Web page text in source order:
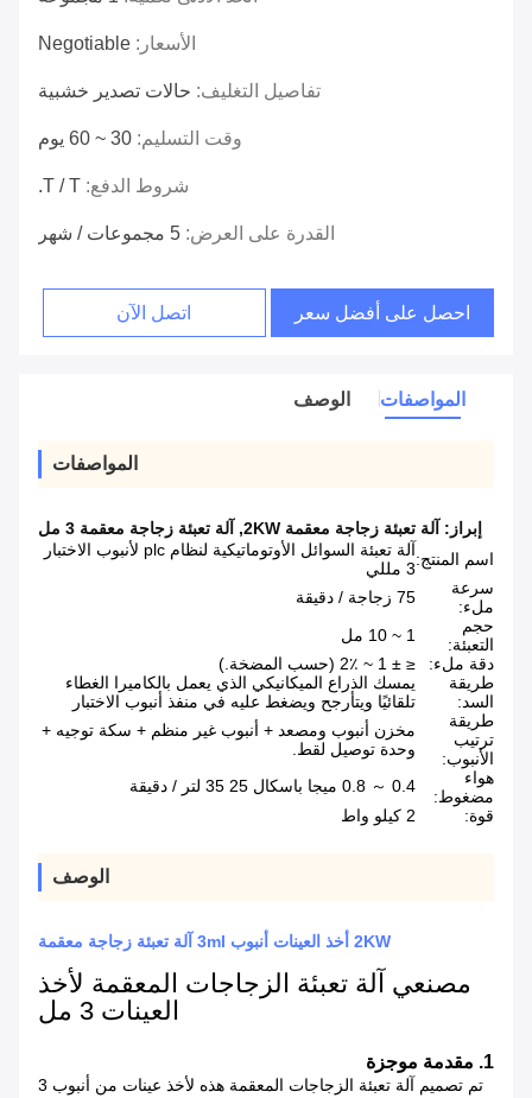
الأسعار: Negotiable
تفاصيل التغليف: حالات تصدير خشبية
وقت التسليم: 30 ~ 60 يوم
شروط الدفع: T / T.
القدرة على العرض: 5 مجموعات / شهر
احصل على أفضل سعر اتصل الآن
المواصفات الوصف
المواصفات
إبراز: آلة تعبئة زجاجة معقمة 2KW , آلة تعبئة زجاجة معقمة 3 مل
اسم المنتج:
آلة تعبئة السوائل الأوتوماتيكية لنظام plc لأنبوب الاختبار
3 مللي
سرعة
ملء:
75 زجاجة / دقيقة
حجم
التعبئة:
1 ~ 10 مل
دقة ملء:
≤ ± 1 ~ 2٪ (حسب المضخة.)
طريقة
السد:
يمسك الذراع الميكانيكي الذي يعمل بالكاميرا الغطاء
تلقائيًا ويتأرجح ويضغط عليه في منفذ أنبوب الاختبار
طريقة
ترتيب
الأنبوب:
مخزن أنبوب ومصعد + أنبوب غير منظم + سكة توجيه +
وحدة توصيل لقط.
هواء
مضغوط:
0.4 ～ 0.8 ميجا باسكال 25 35 لتر / دقيقة
قوة:
2 كيلو واط
الوصف
2KW أخذ العينات أنبوب 3ml آلة تعبئة زجاجة معقمة
مصنعي آلة تعبئة الزجاجات المعقمة لأخذ
العينات 3 مل
1. مقدمة موجزة
تم تصميم آلة تعبئة الزجاجات المعقمة هذه لأخذ عينات من أنبوب 3